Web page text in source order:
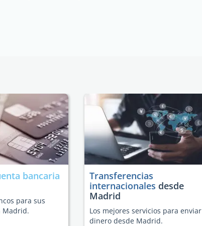
bancaria
para sus
Madrid.
Transferencias
internacionales desde
Madrid
Los mejores servicios para enviar
dinero desde Madrid.